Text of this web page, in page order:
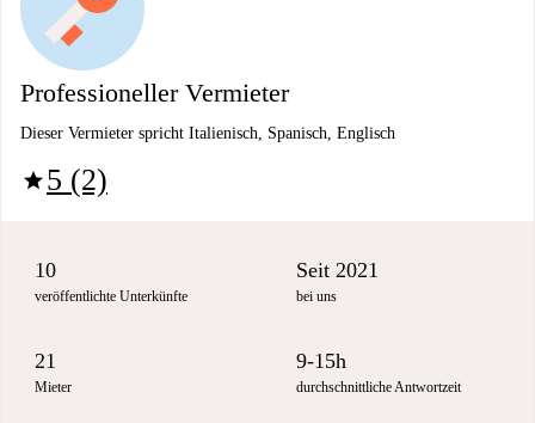
Professioneller Vermieter
Dieser Vermieter spricht Italienisch, Spanisch, Englisch
star5 (2)
10
veröffentlichte Unterkünfte
Seit 2021
bei uns
21
Mieter
9-15h
durchschnittliche Antwortzeit